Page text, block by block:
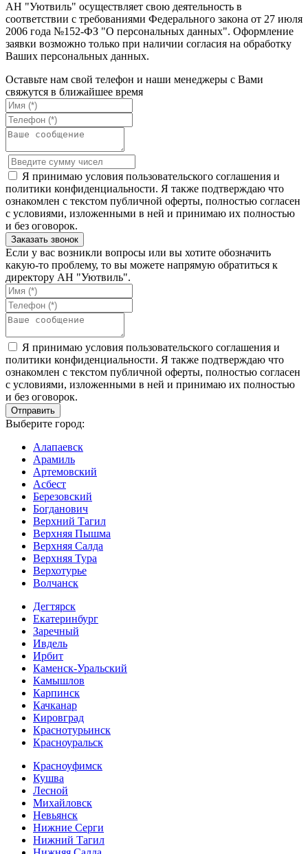
АН "Уютвиль" осуществляет свою деятельность в
соответствии с требованиями Федерального закона от 27 июля
2006 года №152-ФЗ "О персональных данных". Оформление
заявки возможно только при наличии согласия на обработку
Ваших персональных данных.
Оставьте нам свой телефон и наши менеджеры с Вами
свяжутся в ближайшее время
Я принимаю условия пользовательского соглашения и
политики конфиденциальности. Я также подтверждаю что
ознакомлен с текстом публичной оферты, полностью согласен
с условиями, изложенными в ней и принимаю их полностью
и без оговорок.
Если у вас возникли вопросы или вы хотите обозначить
какую-то проблему, то вы можете напрямую обратиться к
директору АН "Уютвиль".
Я принимаю условия пользовательского соглашения и
политики конфиденциальности. Я также подтверждаю что
ознакомлен с текстом публичной оферты, полностью согласен
с условиями, изложенными в ней и принимаю их полностью
и без оговорок.
Выберите город:
Алапаевск
Арамиль
Артемовский
Асбест
Березовский
Богданович
Верхний Тагил
Верхняя Пышма
Верхняя Салда
Верхняя Тура
Верхотурье
Волчанск
Дегтярск
Екатеринбург
Заречный
Ивдель
Ирбит
Каменск-Уральский
Камышлов
Карпинск
Качканар
Кировград
Краснотурьинск
Красноуральск
Красноуфимск
Кушва
Лесной
Михайловск
Невьянск
Нижние Серги
Нижний Тагил